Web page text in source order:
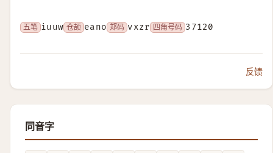
五笔 iuuw 仓颉 eano 郑码 vxzr 四角号码 37120
反馈
同音字